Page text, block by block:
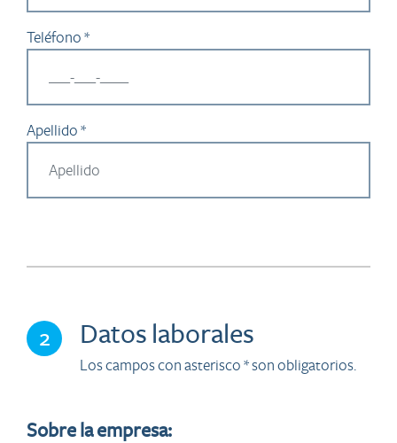
Teléfono *
Apellido *
2 Datos laborales
Los campos con asterisco * son obligatorios.
Sobre la empresa: